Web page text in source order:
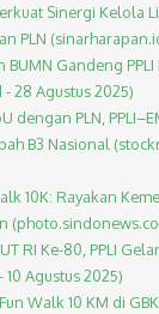
Sinergi Kelola
PLN
BUMN Gandeng
- 28 Agustus 2025)
dengan PLN,
B3 Nasional
10K: Rayakan
RI Ke-80, PPLI
10 Agustus 2025)
Walk 10 KM di